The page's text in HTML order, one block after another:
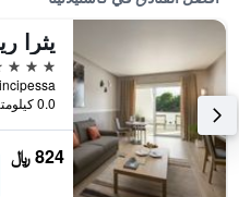
5 نجوم
0.0 كيلومتر عن وسط المدينة
824 ﷼